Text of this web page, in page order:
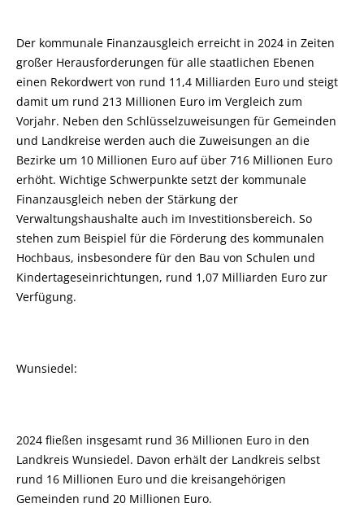
Der kommunale Finanzausgleich erreicht in 2024 in Zeiten
großer Herausforderungen für alle staatlichen Ebenen
einen Rekordwert von rund 11,4 Milliarden Euro und steigt
damit um rund 213 Millionen Euro im Vergleich zum
Vorjahr. Neben den Schlüsselzuweisungen für Gemeinden
und Landkreise werden auch die Zuweisungen an die
Bezirke um 10 Millionen Euro auf über 716 Millionen Euro
erhöht. Wichtige Schwerpunkte setzt der kommunale
Finanzausgleich neben der Stärkung der
Verwaltungshaushalte auch im Investitionsbereich. So
stehen zum Beispiel für die Förderung des kommunalen
Hochbaus, insbesondere für den Bau von Schulen und
Kindertageseinrichtungen, rund 1,07 Milliarden Euro zur
Verfügung.
Wunsiedel:
2024 fließen insgesamt rund 36 Millionen Euro in den
Landkreis Wunsiedel. Davon erhält der Landkreis selbst
rund 16 Millionen Euro und die kreisangehörigen
Gemeinden rund 20 Millionen Euro.